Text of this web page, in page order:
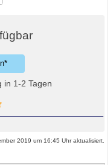
in 1-2 Tagen
2019 um 16:45 Uhr aktualisiert.